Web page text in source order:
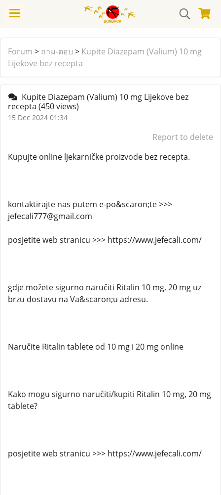
Forum > ถาม-ตอบ > Kupite Diazepam (Valium) 10 mg
Lijekove bez recepta
Kupite Diazepam (Valium) 10 mg Lijekove bez
recepta (450 views)
15 Dec 2024 01:34
Report to delete
Kupujte online ljekarničke proizvode bez recepta.
kontaktirajte nas putem e-po&scaron;te >>>
jefecali777@gmail.com
posjetite web stranicu >>> https://www.jefecali.com/
gdje možete sigurno naručiti Ritalin 10 mg, 20 mg uz
brzu dostavu na Va&scaron;u adresu.
Naručite Ritalin tablete od 10 mg i 20 mg online
Kako mogu sigurno naručiti/kupiti Ritalin 10 mg, 20 mg
tablete?
posjetite web stranicu >>> https://www.jefecali.com/